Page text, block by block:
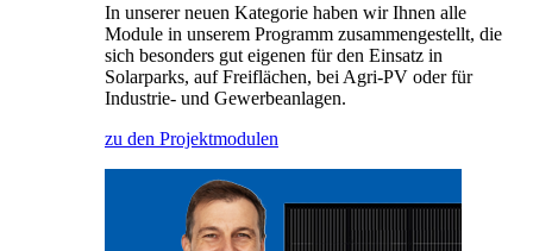
In unserer neuen Kategorie haben wir Ihnen alle
Module in unserem Programm zusammengestellt, die
sich besonders gut eigenen für den Einsatz in
Solarparks, auf Freiflächen, bei Agri-PV oder für
Industrie- und Gewerbeanlagen.
zu den Projektmodulen